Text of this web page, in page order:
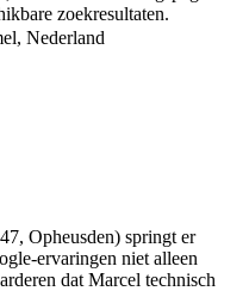
zoekresultaten.
Nederland
Opheusden) springt er
ervaringen niet alleen
dat Marcel technisch